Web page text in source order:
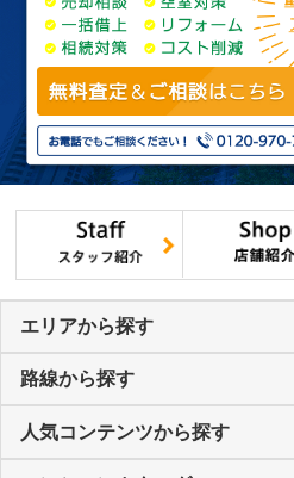
エリアから探す
路線から探す
人気コンテンツから探す